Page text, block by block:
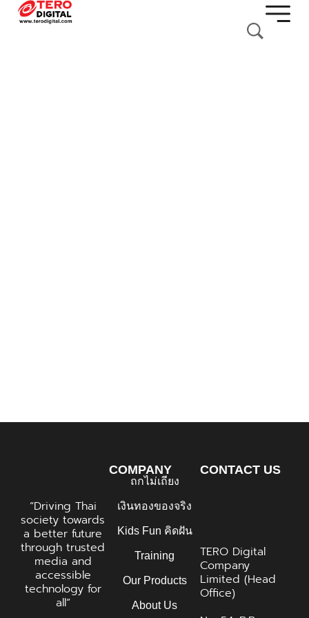
“Driving Thai
society towards
a better future
through trusted
media and
accessible
technology for
all”
COMPANY
ถกไม่เถียง
เงินทองของจริง
Kids Fun คิดฝัน
Training
Our Products
About Us
CONTACT US
TERO Digital
Company
Limited (Head
Office)